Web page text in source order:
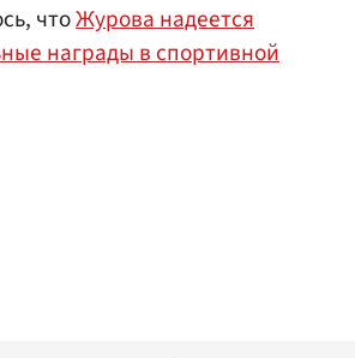
чтоЖурова надеется
награды в спортивной